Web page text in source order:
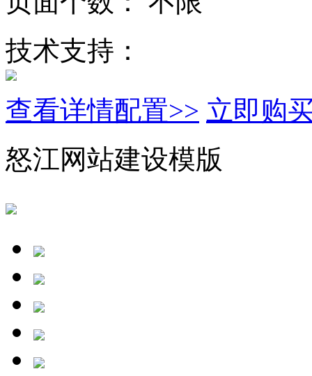
技术支持：
查看详情配置>> 立即购
怒江网站建设模版